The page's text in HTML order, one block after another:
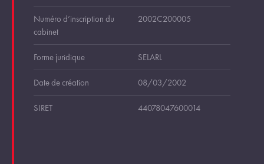
Numéro d’inscription du
cabinet
2002C200005
Forme juridique SELARL
Date de création 08/03/2002
SIRET 44078047600014